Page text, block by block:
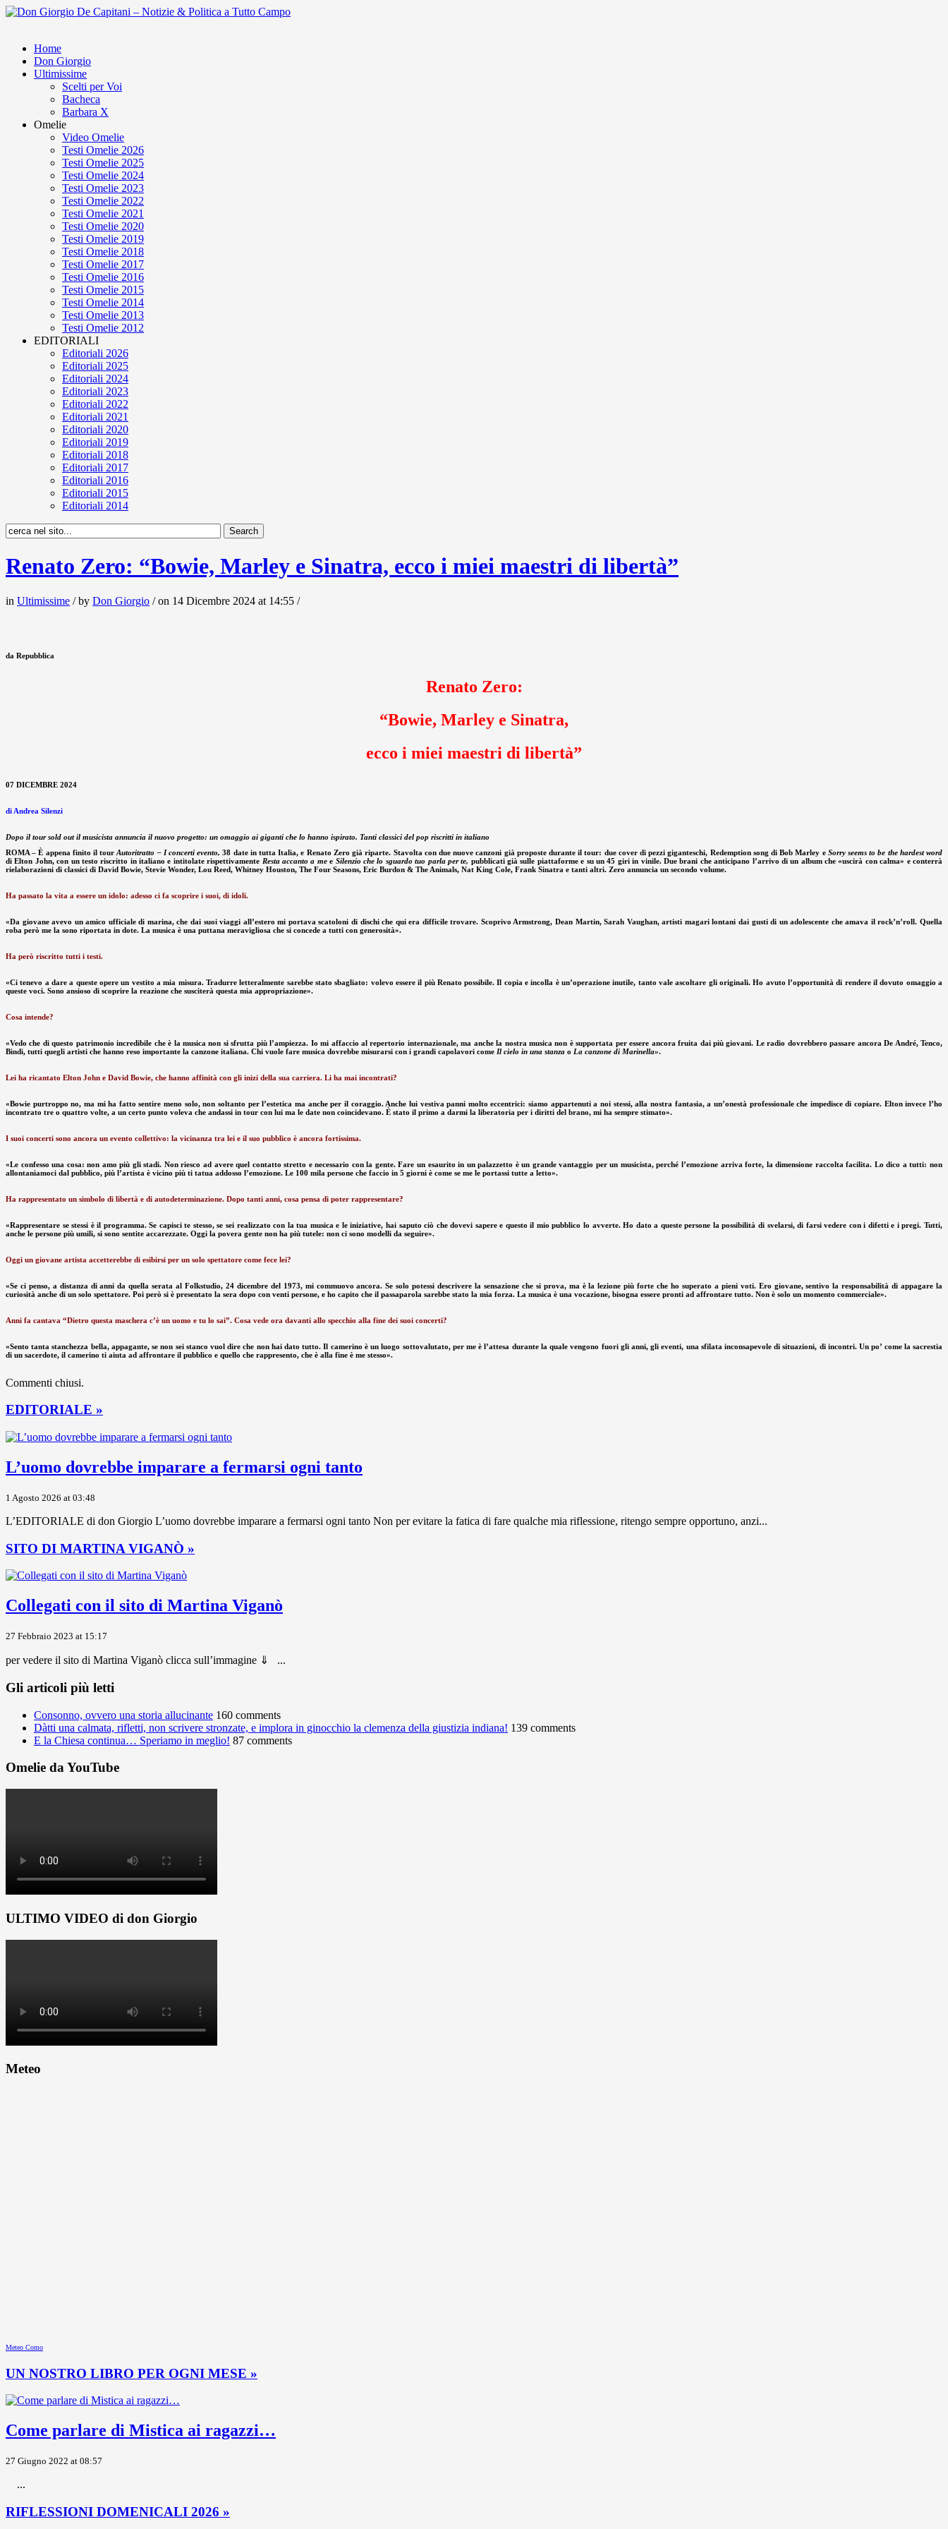
Home
Don Giorgio
Ultimissime
Scelti per Voi
Bacheca
Barbara X
Omelie
Video Omelie
Testi Omelie 2026
Testi Omelie 2025
Testi Omelie 2024
Testi Omelie 2023
Testi Omelie 2022
Testi Omelie 2021
Testi Omelie 2020
Testi Omelie 2019
Testi Omelie 2018
Testi Omelie 2017
Testi Omelie 2016
Testi Omelie 2015
Testi Omelie 2014
Testi Omelie 2013
Testi Omelie 2012
EDITORIALI
Editoriali 2026
Editoriali 2025
Editoriali 2024
Editoriali 2023
Editoriali 2022
Editoriali 2021
Editoriali 2020
Editoriali 2019
Editoriali 2018
Editoriali 2017
Editoriali 2016
Editoriali 2015
Editoriali 2014
Renato Zero: “Bowie, Marley e Sinatra, ecco i miei maestri di libertà”
in Ultimissime / by Don Giorgio / on 14 Dicembre 2024 at 14:55 /
da Repubblica
Renato Zero:
“Bowie, Marley e Sinatra,
ecco i miei maestri di libertà”
07 DICEMBRE 2024
di Andrea Silenzi
Dopo il tour sold out il musicista annuncia il nuovo progetto: un omaggio ai giganti che lo hanno ispirato. Tanti classici del pop riscritti in italiano
ROMA – È appena finito il tourAutoritratto – I concerti evento, 38 date in tutta Italia, e Renato Zero già riparte. Stavolta con due nuove canzoni già proposte durante il tour: due cover di pezzi giganteschi, Redemption song di Bob Marley eSorry seems to be the hardest word
di Elton John, con un testo riscritto in italiano e intitolate rispettivamente Resta accanto a mee Silenzio che lo sguardo tuo parla per te, pubblicati già sulle piattaforme e su un 45 giri in vinile. Due brani che anticipano l’arrivo di un album che «uscirà con calma» e conterrà
rielaborazioni di classici di David Bowie, Stevie Wonder, Lou Reed, Whitney Houston, The Four Seasons, Eric Burdon & The Animals, Nat King Cole, Frank Sinatra e tanti altri. Zero annuncia un secondo volume.
Ha passato la vita a essere un idolo: adesso ci fa scoprire i suoi, di idoli.
«Da giovane avevo un amico ufficiale di marina, che dai suoi viaggi all’estero mi portava scatoloni di dischi che qui era difficile trovare. Scoprivo Armstrong, Dean Martin, Sarah Vaughan, artisti magari lontani dai gusti di un adolescente che amava il rock’n’roll. Quella
roba però me la sono riportata in dote. La musica è una puttana meravigliosa che si concede a tutti con generosità».
Ha però riscritto tutti i testi.
«Ci tenevo a dare a queste opere un vestito a mia misura. Tradurre letteralmente sarebbe stato sbagliato: volevo essere il più Renato possibile. Il copia e incolla è un’operazione inutile, tanto vale ascoltare gli originali. Ho avuto l’opportunità di rendere il dovuto omaggio a
queste voci. Sono ansioso di scoprire la reazione che susciterà questa mia appropriazione».
Cosa intende?
«Vedo che di questo patrimonio incredibile che è la musica non si sfrutta più l’ampiezza. Io mi affaccio al repertorio internazionale, ma anche la nostra musica non è supportata per essere ancora fruita dai più giovani. Le radio dovrebbero passare ancora De André, Tenco,
Bindi, tutti quegli artisti che hanno reso importante la canzone italiana. Chi vuole fare musica dovrebbe misurarsi con i grandi capolavori come Il cielo in una stanza o La canzone di Marinella».
Lei ha ricantato Elton John e David Bowie, che hanno affinità con gli inizi della sua carriera. Li ha mai incontrati?
«Bowie purtroppo no, ma mi ha fatto sentire meno solo, non soltanto per l’estetica ma anche per il coraggio. Anche lui vestiva panni molto eccentrici: siamo appartenuti a noi stessi, alla nostra fantasia, a un’onestà professionale che impedisce di copiare. Elton invece l’ho
incontrato tre o quattro volte, a un certo punto voleva che andassi in tour con lui ma le date non coincidevano. È stato il primo a darmi la liberatoria per i diritti del brano, mi ha sempre stimato».
I suoi concerti sono ancora un evento collettivo: la vicinanza tra lei e il suo pubblico è ancora fortissima.
«Le confesso una cosa: non amo più gli stadi. Non riesco ad avere quel contatto stretto e necessario con la gente. Fare un esaurito in un palazzetto è un grande vantaggio per un musicista, perché l’emozione arriva forte, la dimensione raccolta facilita. Lo dico a tutti: non
allontaniamoci dal pubblico, più l’artista è vicino più ti tatua addosso l’emozione. Le 100 mila persone che faccio in 5 giorni è come se me le portassi tutte a letto».
Ha rappresentato un simbolo di libertà e di autodeterminazione. Dopo tanti anni, cosa pensa di poter rappresentare?
«Rappresentare se stessi è il programma. Se capisci te stesso, se sei realizzato con la tua musica e le iniziative, hai saputo ciò che dovevi sapere e questo il mio pubblico lo avverte. Ho dato a queste persone la possibilità di svelarsi, di farsi vedere con i difetti e i pregi. Tutti,
anche le persone più umili, si sono sentite accarezzate. Oggi la povera gente non ha più tutele: non ci sono modelli da seguire».
Oggi un giovane artista accetterebbe di esibirsi per un solo spettatore come fece lei?
«Se ci penso, a distanza di anni da quella serata al Folkstudio, 24 dicembre del 1973, mi commuovo ancora. Se solo potessi descrivere la sensazione che si prova, ma è la lezione più forte che ho superato a pieni voti. Ero giovane, sentivo la responsabilità di appagare la
curiosità anche di un solo spettatore. Poi però si è presentato la sera dopo con venti persone, e ho capito che il passaparola sarebbe stato la mia forza. La musica è una vocazione, bisogna essere pronti ad affrontare tutto. Non è solo un momento commerciale».
Anni fa cantava “Dietro questa maschera c’è un uomo e tu lo sai”. Cosa vede ora davanti allo specchio alla fine dei suoi concerti?
«Sento tanta stanchezza bella, appagante, se non sei stanco vuol dire che non hai dato tutto. Il camerino è un luogo sottovalutato, per me è l’attesa durante la quale vengono fuori gli anni, gli eventi, una sfilata inconsapevole di situazioni, di incontri. Un po’ come la sacrestia
di un sacerdote, il camerino ti aiuta ad affrontare il pubblico e quello che rappresento, che è alla fine è me stesso».
Commenti chiusi.
EDITORIALE »
L’uomo dovrebbe imparare a fermarsi ogni tanto
1 Agosto 2026 at 03:48
L’EDITORIALE di don Giorgio L’uomo dovrebbe imparare a fermarsi ogni tanto Non per evitare la fatica di fare qualche mia riflessione, ritengo sempre opportuno, anzi...
SITO DI MARTINA VIGANÒ »
Collegati con il sito di Martina Viganò
27 Febbraio 2023 at 15:17
per vedere il sito di Martina Viganò clicca sull’immagine ⇓ ...
Gli articoli più letti
Consonno, ovvero una storia allucinante 160 comments
Dàtti una calmata, rifletti, non scrivere stronzate, e implora in ginocchio la clemenza della giustizia indiana! 139 comments
E la Chiesa continua… Speriamo in meglio! 87 comments
Omelie da YouTube
ULTIMO VIDEO di don Giorgio
Meteo
Meteo Como
UN NOSTRO LIBRO PER OGNI MESE »
Come parlare di Mistica ai ragazzi…
27 Giugno 2022 at 08:57
...
RIFLESSIONI DOMENICALI 2026 »